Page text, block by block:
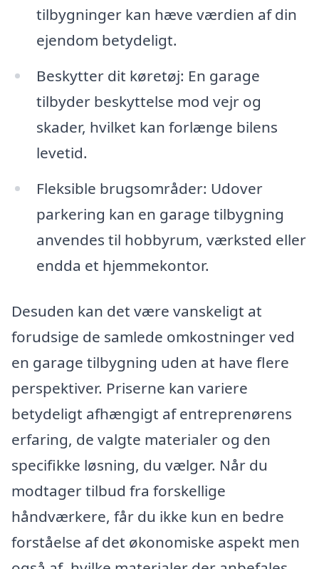
tilbygninger kan hæve værdien af din
ejendom betydeligt.
Beskytter dit køretøj: En garage
tilbyder beskyttelse mod vejr og
skader, hvilket kan forlænge bilens
levetid.
Fleksible brugsområder: Udover
parkering kan en garage tilbygning
anvendes til hobbyrum, værksted eller
endda et hjemmekontor.
Desuden kan det være vanskeligt at
forudsige de samlede omkostninger ved
en garage tilbygning uden at have flere
perspektiver. Priserne kan variere
betydeligt afhængigt af entreprenørens
erfaring, de valgte materialer og den
specifikke løsning, du vælger. Når du
modtager tilbud fra forskellige
håndværkere, får du ikke kun en bedre
forståelse af det økonomiske aspekt men